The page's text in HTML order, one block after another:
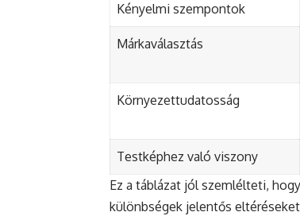
Kényelmi szempontok
Márkaválasztás
Környezettudatosság
Testképhez való viszony
Ez a táblázat jól szemlélteti,
különbségek jelentős